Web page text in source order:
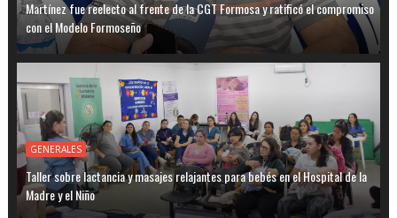
Martínez fue reelecto al frente de la CGT Formosa y ratificó el compromiso
con el Modelo Formoseño
GENERALES
Taller sobre lactancia y masajes relajantes para bebés en el Hospital de la
Madre y el Niño